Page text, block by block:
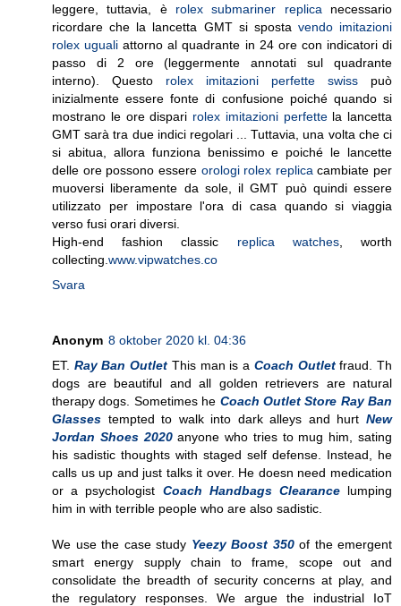
leggere, tuttavia, è rolex submariner replica necessario
ricordare che la lancetta GMT si sposta vendo imitazioni
rolex uguali attorno al quadrante in 24 ore con indicatori di
passo di 2 ore (leggermente annotati sul quadrante
interno). Questo rolex imitazioni perfette swiss può
inizialmente essere fonte di confusione poiché quando si
mostrano le ore dispari rolex imitazioni perfettela lancetta
GMT sarà tra due indici regolari ... Tuttavia, una volta che ci
si abitua, allora funziona benissimo e poiché le lancette
delle ore possono essere orologi rolex replica cambiate per
muoversi liberamente da sole, il GMT può quindi essere
utilizzato per impostare l'ora di casa quando si viaggia
verso fusi orari diversi.
High-end fashion classic replica watches, worth
collecting. www.vipwatches.co
Svara
Anonym 8 oktober 2020 kl. 04:36
ET. Ray Ban Outlet This man is a Coach Outletfraud. Th
dogs are beautiful and all golden retrievers are natural
therapy dogs. Sometimes he Coach Outlet Store Ray Ban
Glasses tempted to walk into dark alleys and hurt New
Jordan Shoes 2020anyone who tries to mug him, sating
his sadistic thoughts with staged self defense. Instead, he
calls us up and just talks it over. He doesn need medication
or a psychologist Coach Handbags Clearancelumping
him in with terrible people who are also sadistic.
We use the case study Yeezy Boost 350of the emergent
smart energy supply chain to frame, scope out and
consolidate the breadth of security concerns at play, and
the regulatory responses. We argue the industrial IoT